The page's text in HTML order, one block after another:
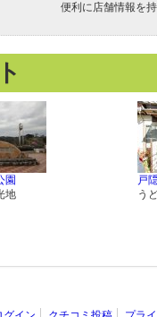
便利に店舗情報を
園
地
戸
う